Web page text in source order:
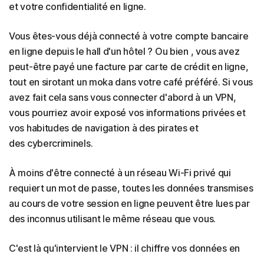
et votre confidentialité en ligne.
Vous êtes-vous déjà connecté à votre compte bancaire
en ligne depuis le hall d'un hôtel ? Ou bien , vous avez
peut-être payé une facture par carte de crédit en ligne,
tout en sirotant un moka dans votre café préféré. Si vous
avez fait cela sans vous connecter d'abord à un VPN,
vous pourriez avoir exposé vos informations privées et
vos habitudes de navigation à des pirates et
des cybercriminels.
À moins d'être connecté à un réseau Wi-Fi privé qui
requiert un mot de passe, toutes les données transmises
au cours de votre session en ligne peuvent être lues par
des inconnus utilisant le même réseau que vous.
C'est là qu'intervient le VPN : il chiffre vos données en